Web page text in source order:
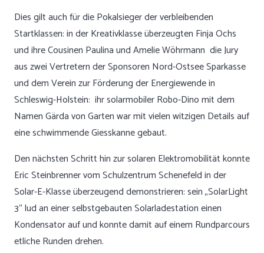
Dies gilt auch für die Pokalsieger der verbleibenden
Startklassen: in der Kreativklasse überzeugten Finja Ochs
und ihre Cousinen Paulina und Amelie Wöhrmann die Jury
aus zwei Vertretern der Sponsoren Nord-Ostsee Sparkasse
und dem Verein zur Förderung der Energiewende in
Schleswig-Holstein: ihr solarmobiler Robo-Dino mit dem
Namen Gärda von Garten war mit vielen witzigen Details auf
eine schwimmende Giesskanne gebaut.
Den nächsten Schritt hin zur solaren Elektromobilität konnte
Eric Steinbrenner vom Schulzentrum Schenefeld in der
Solar-E-Klasse überzeugend demonstrieren: sein „SolarLight
3“ lud an einer selbstgebauten Solarladestation einen
Kondensator auf und konnte damit auf einem Rundparcours
etliche Runden drehen.